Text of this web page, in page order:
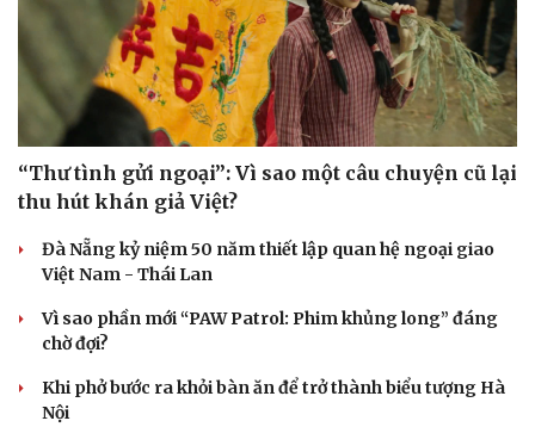
Doanh nghiệp
Doanh nghiệp 24h
Doanh nhân
Vì cộng đồng
Tin Công nghệ
Chuyển đổi số
“Thư tình gửi ngoại”: Vì sao một câu chuyện cũ lại
thu hút khán giả Việt?
Đà Nẵng kỷ niệm 50 năm thiết lập quan hệ ngoại giao
Việt Nam - Thái Lan
Vì sao phần mới “PAW Patrol: Phim khủng long” đáng
chờ đợi?
Khi phở bước ra khỏi bàn ăn để trở thành biểu tượng Hà
Nội